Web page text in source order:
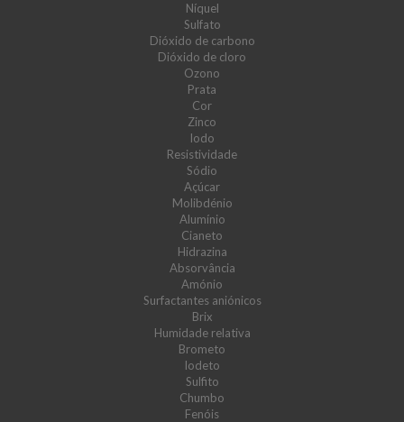
Níquel
Sulfato
Dióxido de carbono
Dióxido de cloro
Ozono
Prata
Cor
Zinco
Iodo
Resistividade
Sódio
Açúcar
Molibdénio
Alumínio
Cianeto
Hidrazina
Absorvância
Amónio
Surfactantes aniónicos
Brix
Humidade relativa
Brometo
Iodeto
Sulfito
Chumbo
Fenóis